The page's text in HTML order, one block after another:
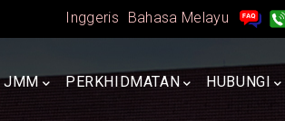
Inggeris Bahasa Melayu
JMM PERKHIDMATAN HUBUNGI